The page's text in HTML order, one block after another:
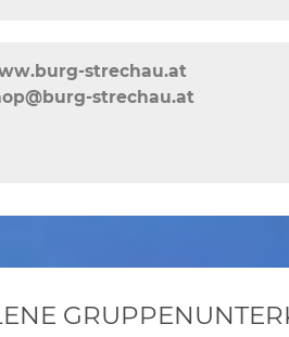
strechau.at
strechau.at